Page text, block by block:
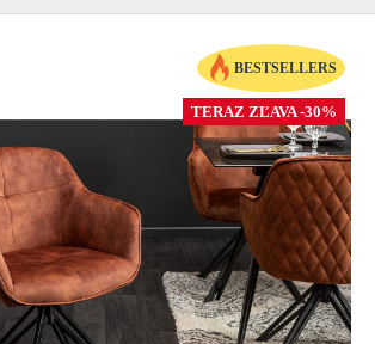
BESTSELLERS
TERAZ ZĽAVA -30%